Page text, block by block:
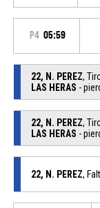
P4 05:59
22, N. PEREZ,
LAS HERAS -
22, N. PEREZ,
LAS HERAS -
22, N. PEREZ,